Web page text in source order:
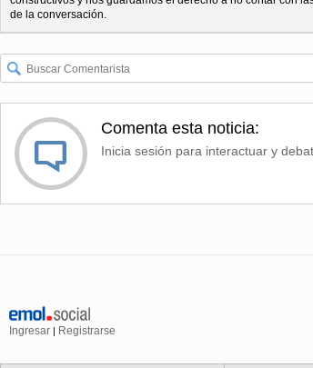
de la conversación.
Comenta esta noticia:
Inicia sesión para interactuar y
Ingresar | Registrarse